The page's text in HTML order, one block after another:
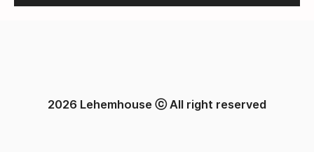
2026 Lehemhouse ⓒ All right reserved